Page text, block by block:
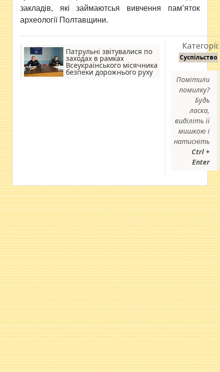
закладів, які займаютсья вивчення пам’яток
археології Полтавщини.
Патрульні звітувалися по
заходах в рамках
Всеукраїнського місячника
безпеки дорожнього руху
Категорії:
Суспільство
Помітили
помилку?
Будь
ласка,
виділіть її
мишкою і
натисніть
Ctrl +
Enter